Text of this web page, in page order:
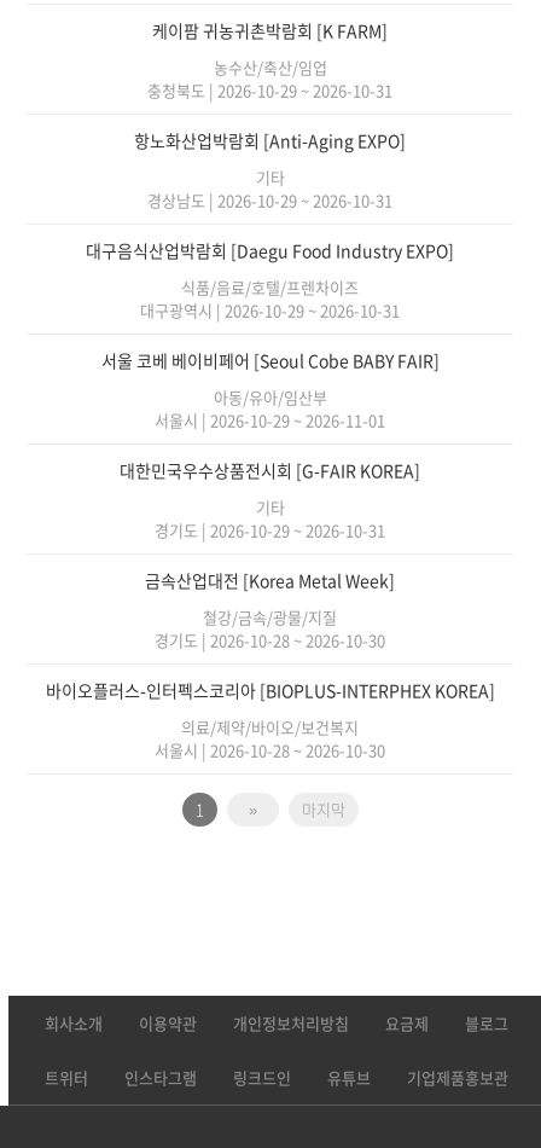
케이팜 귀농귀촌박람회 [K FARM]
농수산/축산/임업
충청북도 | 2026-10-29 ~ 2026-10-31
항노화산업박람회 [Anti-Aging EXPO]
기타
경상남도 | 2026-10-29 ~ 2026-10-31
대구음식산업박람회 [Daegu Food Industry EXPO]
식품/음료/호텔/프렌차이즈
대구광역시 | 2026-10-29 ~ 2026-10-31
서울 코베 베이비페어 [Seoul Cobe BABY FAIR]
아동/유아/임산부
서울시 | 2026-10-29 ~ 2026-11-01
대한민국우수상품전시회 [G-FAIR KOREA]
기타
경기도 | 2026-10-29 ~ 2026-10-31
금속산업대전 [Korea Metal Week]
철강/금속/광물/지질
경기도 | 2026-10-28 ~ 2026-10-30
바이오플러스-인터펙스코리아 [BIOPLUS-INTERPHEX KOREA]
의료/제약/바이오/보건복지
서울시 | 2026-10-28 ~ 2026-10-30
1 » 마지막
회사소개 이용약관 개인정보처리방침 요금제 블로그
트위터 인스타그램 링크드인 유튜브 기업제품홍보관